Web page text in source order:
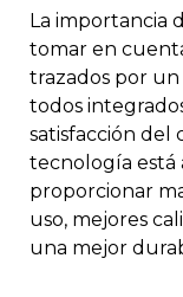
La importancia
tomar en
trazados por
todos
satisfacción del
tecnología está
proporcionar
uso, mejores
una mejor